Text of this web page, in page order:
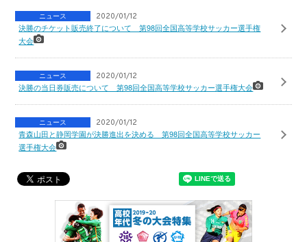
ニュース 2020/01/12
決勝のチケット販売終了について 第98回全国高等学校サッカー選手権
大会
ニュース 2020/01/12
決勝の当日券販売について 第98回全国高等学校サッカー選手権大会
ニュース 2020/01/12
青森山田と静岡学園が決勝進出を決める 第98回全国高等学校サッカー
選手権大会